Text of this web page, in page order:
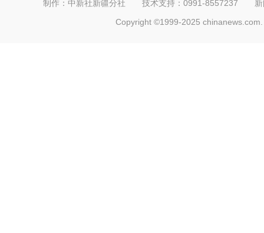
制作：中新社新疆分社 技术支持：0991-8557237
Copyright ©1999-2025